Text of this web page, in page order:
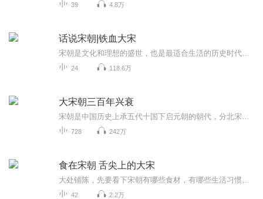
39 4.8万
话说宋朝|铁血大宋
24 118.6万
大宋朝三百年兴衰
728 242万
食在宋朝 舌尖上的大宋
42 2.2万